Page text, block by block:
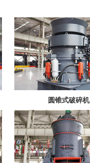
圆锥式破碎机